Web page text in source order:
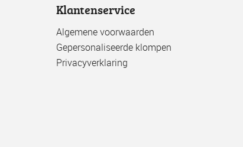
Klantenservice
Algemene voorwaarden
Gepersonaliseerde klompen
Privacyverklaring